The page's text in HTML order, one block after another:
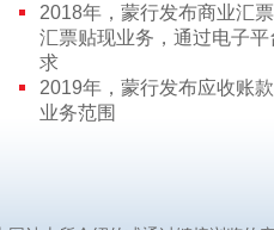
2018年，蒙行发布商业汇
汇票贴现业务，通过电子
求
2019年，蒙行发布应收账
业务范围